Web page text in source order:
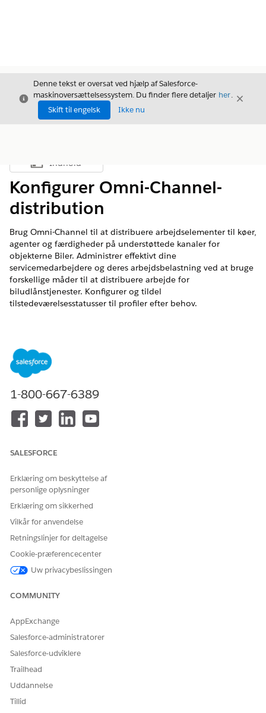
Luk
Denne tekst er oversat ved hjælp af Salesforce-
maskinoversættelsessystem. Du finder flere detaljer her.
Skift til engelsk
Ikke nu
Luk
Vis indholdsfortegnelse
Indhold
Konfigurer Omni-Channel-
distribution
Brug Omni-Channel til at distribuere arbejdselementer til køer,
agenter og færdigheder på understøttede kanaler for
objekterne Biler. Administrer effektivt dine
servicemedarbejdere og deres arbejdsbelastning ved at bruge
forskellige måder til at distribuere arbejde for
biludlånstjenester. Konfigurer og tildel
tilstedeværelsesstatusser til profiler efter behov.
Tilgængelig i: Lightning Experience
Tilgængelig i:
Sørg for at aktivere følgende funktioner for at bruge denne
Opsætning> Funktionsindstillinger> Biler
aktivudlån
for at duplikere tilladelsessættet Køretøj og aktivudlån,
aktivere systemtilladelsen Digitalt udlån og tildele det
duplikerede tilladelsessæt til dig selv. Du skal også have
profilen Systemadministrator.
Hvis du ønsker detaljerede trin til opsætning og brug af Omni-
Channel-distribution, kan du se
Channel
Cloud:
Applikationsformularprodukt
1-800-667-6389
SALESFORCE
Erklæring om beskyttelse af
personlige oplysninger
Erklæring om sikkerhed
Vilkår for anvendelse
Retningslinjer for deltagelse
Cookie-præferencecenter
Uw privacybeslissingen
COMMUNITY
AppExchange
Salesforce-administratorer
Salesforce-udviklere
Trailhead
Uddannelse
Tillid